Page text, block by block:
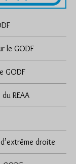
le GODF
GODF
REAA
droite